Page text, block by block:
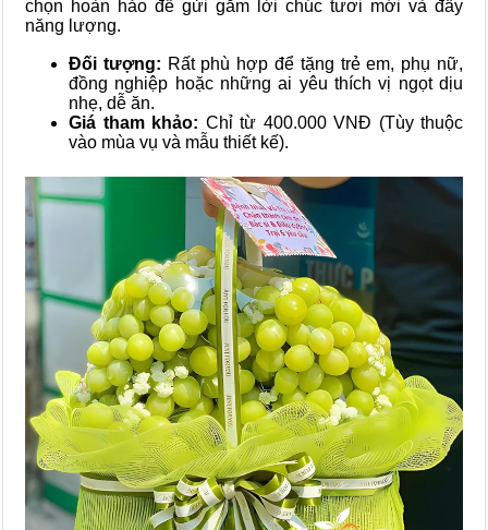
chọn hoàn hảo để gửi gắm lời chúc tươi mới và đầy
năng lượng.
Đối tượng: Rất phù hợp để tặng trẻ em, phụ nữ,
đồng nghiệp hoặc những ai yêu thích vị ngọt dịu
nhẹ, dễ ăn.
Giá tham khảo: Chỉ từ 400.000 VNĐ (Tùy thuộc
vào mùa vụ và mẫu thiết kế).